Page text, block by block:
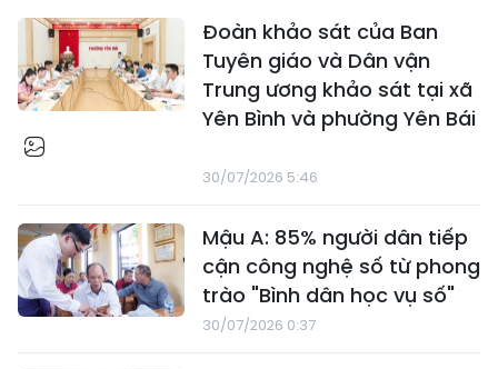
Đoàn khảo sát của Ban
Tuyên giáo và Dân vận
Trung ương khảo sát tại xã
Yên Bình và phường Yên Bái
30/07/2026 5:46
Mậu A: 85% người dân tiếp
cận công nghệ số từ phong
trào "Bình dân học vụ số"
30/07/2026 0:37